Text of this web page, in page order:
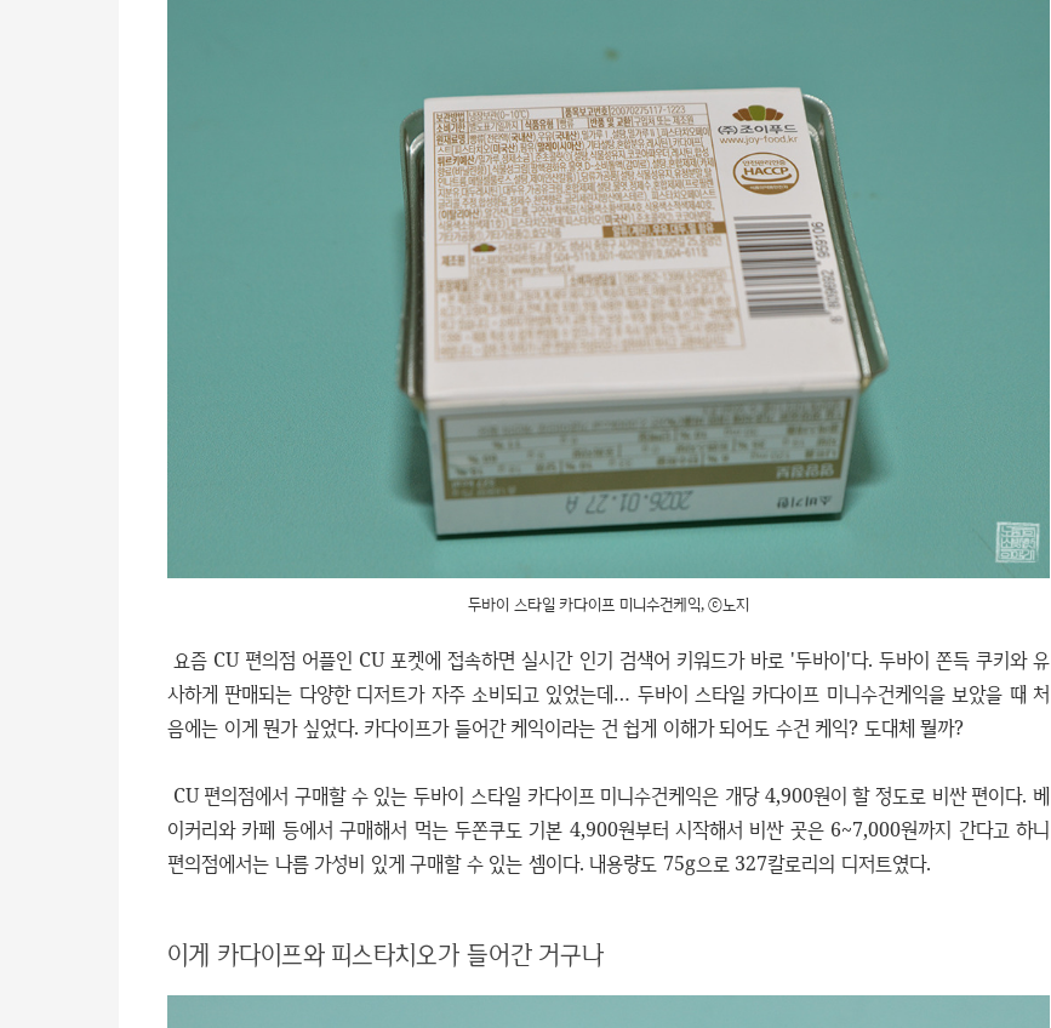
두바이 스타일 카다이프 미니수건케익, ⓒ노지
요즘 CU 편의점 어플인 CU 포켓에 접속하면 실시간 인기 검색어 키워드가 바로 '두바이'다. 두바이 쫀득 쿠키와 유
사하게 판매되는 다양한 디저트가 자주 소비되고 있었는데… 두바이 스타일 카다이프 미니수건케익을 보았을 때 처
음에는 이게 뭔가 싶었다. 카다이프가 들어간 케익이라는 건 쉽게 이해가 되어도 수건 케익? 도대체 뭘까?
CU 편의점에서 구매할 수 있는 두바이 스타일 카다이프 미니수건케익은 개당 4,900원이 할 정도로 비싼 편이다. 베
이커리와 카페 등에서 구매해서 먹는 두쫀쿠도 기본 4,900원부터 시작해서 비싼 곳은 6~7,000원까지 간다고 하니
편의점에서는 나름 가성비 있게 구매할 수 있는 셈이다. 내용량도 75g으로 327칼로리의 디저트였다.
이게 카다이프와 피스타치오가 들어간 거구나